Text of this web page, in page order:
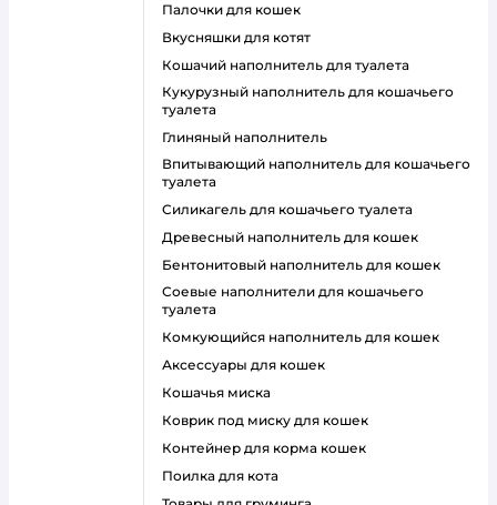
палочки для кошек
вкусняшки для котят
кошачий наполнитель для туалета
кукурузный наполнитель для кошачьего
туалета
глиняный наполнитель
впитывающий наполнитель для кошачьего
туалета
силикагель для кошачьего туалета
древесный наполнитель для кошек
бентонитовый наполнитель для кошек
соевые наполнители для кошачьего
туалета
комкующийся наполнитель для кошек
аксессуары для кошек
кошачья миска
коврик под миску для кошек
контейнер для корма кошек
поилка для кота